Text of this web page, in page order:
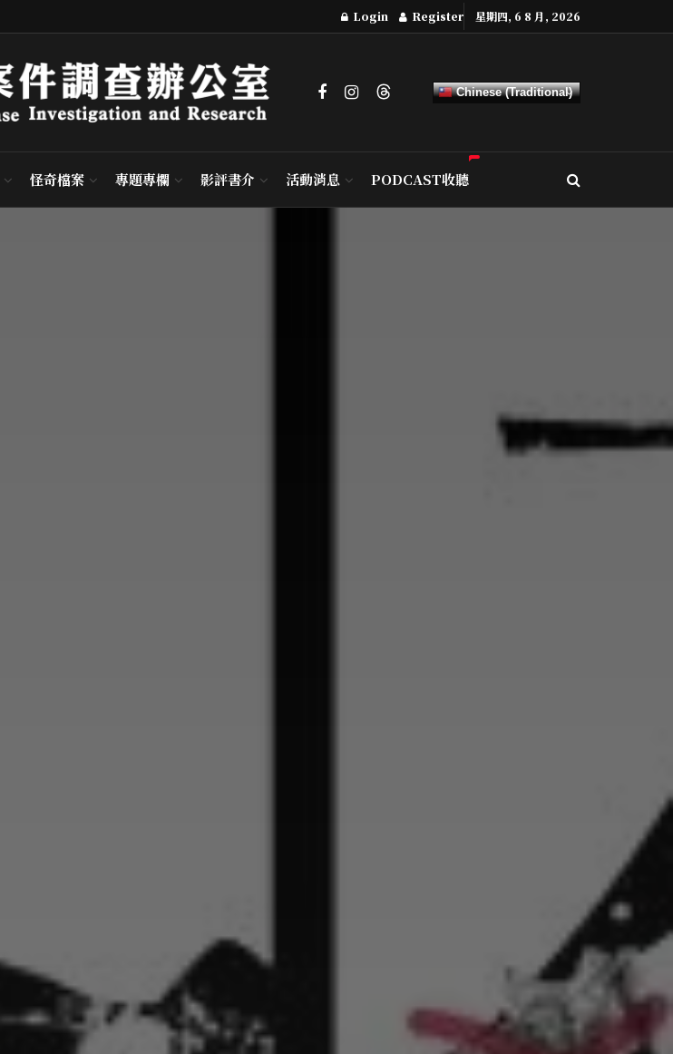
Login Register 星期四, 6 8 月, 2026
Chinese (Traditional)
怪奇檔案 專題專欄 影評書介 活動消息 PODCAST收聽